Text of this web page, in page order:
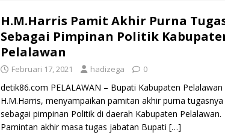
H.M.Harris Pamit Akhir Purna
Sebagai Pimpinan Politik
Pelalawan
Februari 17, 2021 hadizega 0
detik86.com PELALAWAN – Bupati Kabupaten Pelalawan
H.M.Harris, menyampaikan pamitan akhir purna tugasnya
sebagai pimpinan Politik di daerah Kabupaten Pelalawan.
Pamintan akhir masa tugas jabatan Bupati […]